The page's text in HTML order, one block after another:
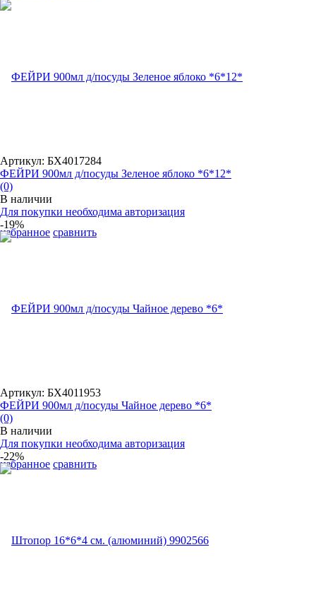
избранное сравнить
Артикул: БХ4017284
ФЕЙРИ 900мл д/посуды Зеленое яблоко *6*12*
(0)
В наличии
Для покупки необходима авторизация
-19%
избранное сравнить
Артикул: БХ4011953
ФЕЙРИ 900мл д/посуды Чайное дерево *6*
(0)
В наличии
Для покупки необходима авторизация
-22%